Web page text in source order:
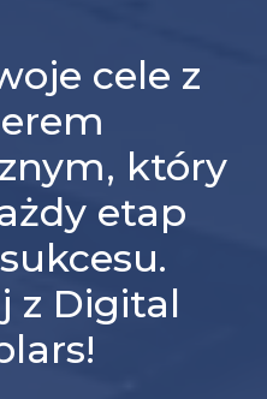
cele z
który
etap
z Digital